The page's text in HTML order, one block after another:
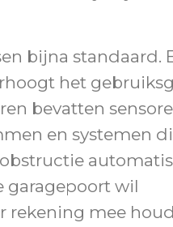
bijna standaard.
het
bevatten
en systemen
garagepoort wil
rekening mee